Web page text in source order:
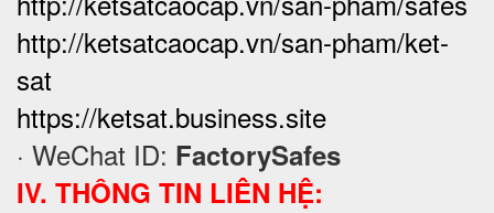
http://ketsatcaocap.vn/san-pham/ket-
sat
https://ketsat.business.site
· WeChat ID: FactorySafes
IV. THÔNG TIN LIÊN HỆ: